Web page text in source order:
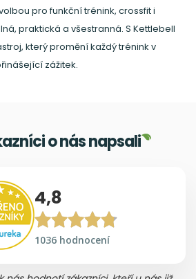
pro funkční trénink, crossfit i
praktická a všestranná. S Kettlebell
který promění každý trénink v
zážitek.
o nás napsali
4,8
1036 hodnocení